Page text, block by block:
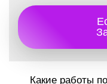
Какие работы